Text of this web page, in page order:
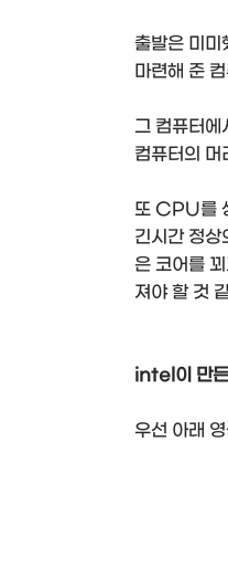
출발은 미미
마련해 준
그 컴퓨터
컴퓨터의 머
또 CPU를
긴시간 정
은 코어를
져야 할 것
intel이 만
우선 아래